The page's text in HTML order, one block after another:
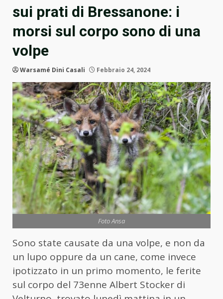
sui prati di Bressanone: i
morsi sul corpo sono di una
volpe
Warsamé Dini Casali Febbraio 24, 2024
Foto Ansa
Sono state causate da una volpe, e non da
un lupo oppure da un cane, come invece
ipotizzato in un primo momento, le ferite
sul corpo del 73enne Albert Stocker di